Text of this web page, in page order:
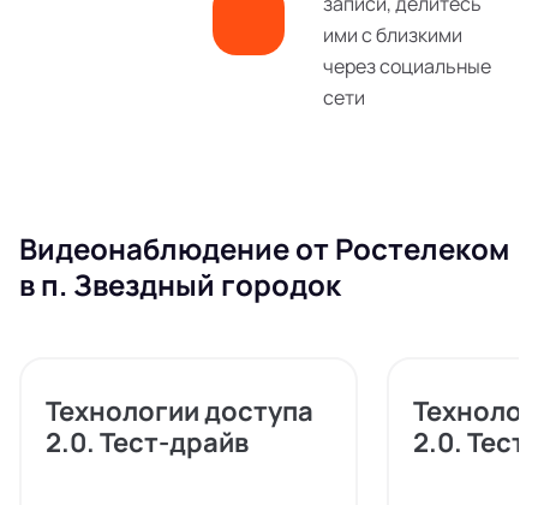
ими с близкими
через социальные
сети
Видеонаблюдение от Ростелеком
в п. Звездный городок
Технологии доступа
2.0. Тест-драйв
2.0.